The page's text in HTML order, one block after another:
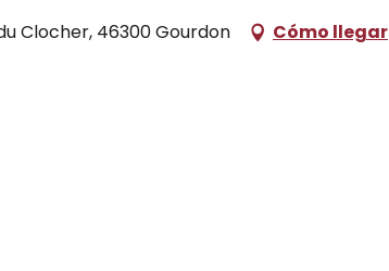
Clocher, 46300 Gourdon Cómo llegar